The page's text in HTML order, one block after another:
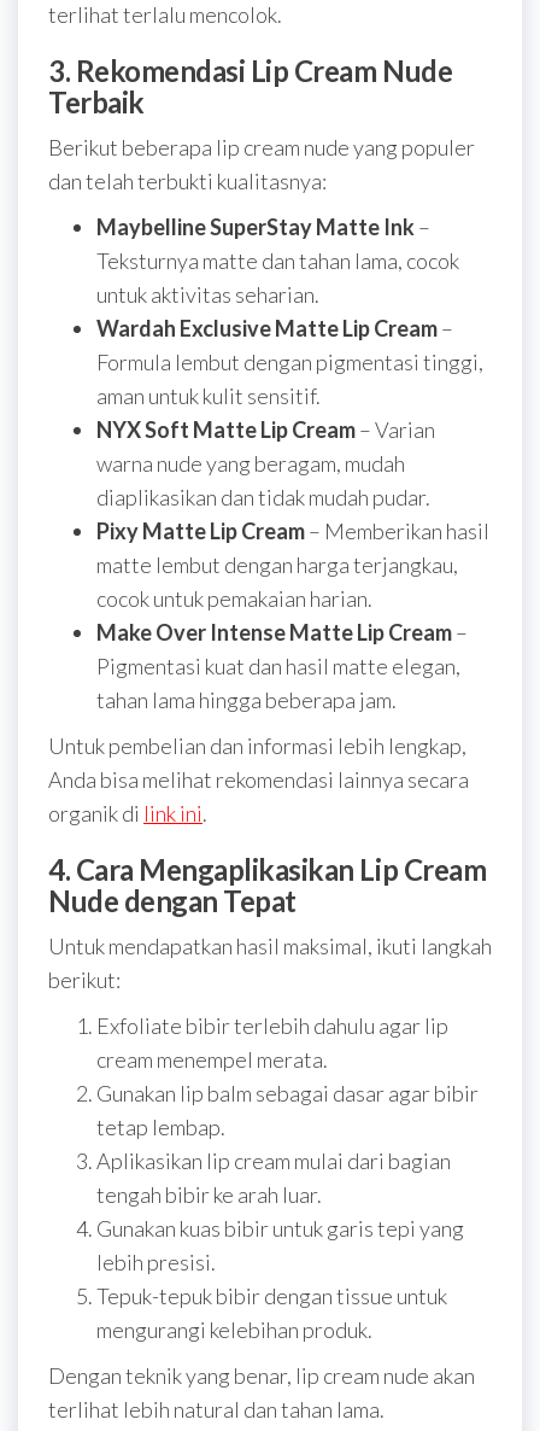
terlihat terlalu mencolok.
3. Rekomendasi Lip Cream Nude
Terbaik
Berikut beberapa lip cream nude yang populer
dan telah terbukti kualitasnya:
Maybelline SuperStay Matte Ink–
Teksturnya matte dan tahan lama, cocok
untuk aktivitas seharian.
Wardah Exclusive Matte Lip Cream–
Formula lembut dengan pigmentasi tinggi,
aman untuk kulit sensitif.
NYX Soft Matte Lip Cream– Varian
warna nude yang beragam, mudah
diaplikasikan dan tidak mudah pudar.
Pixy Matte Lip Cream– Memberikan hasil
matte lembut dengan harga terjangkau,
cocok untuk pemakaian harian.
Make Over Intense Matte Lip Cream–
Pigmentasi kuat dan hasil matte elegan,
tahan lama hingga beberapa jam.
Untuk pembelian dan informasi lebih lengkap,
Anda bisa melihat rekomendasi lainnya secara
organik di link ini.
4. Cara Mengaplikasikan Lip Cream
Nude dengan Tepat
Untuk mendapatkan hasil maksimal, ikuti langkah
berikut:
Exfoliate bibir terlebih dahulu agar lip
cream menempel merata.
Gunakan lip balm sebagai dasar agar bibir
tetap lembap.
Aplikasikan lip cream mulai dari bagian
tengah bibir ke arah luar.
Gunakan kuas bibir untuk garis tepi yang
lebih presisi.
Tepuk-tepuk bibir dengan tissue untuk
mengurangi kelebihan produk.
Dengan teknik yang benar, lip cream nude akan
terlihat lebih natural dan tahan lama.